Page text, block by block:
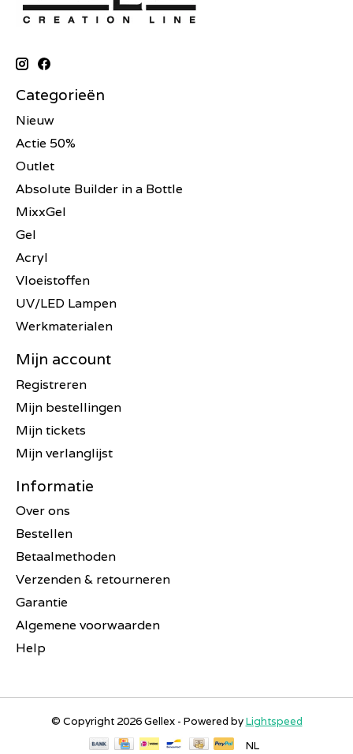
Categorieën
Nieuw
Actie 50%
Outlet
Absolute Builder in a Bottle
MixxGel
Gel
Acryl
Vloeistoffen
UV/LED Lampen
Werkmaterialen
Mijn account
Registreren
Mijn bestellingen
Mijn tickets
Mijn verlanglijst
Informatie
Over ons
Bestellen
Betaalmethoden
Verzenden & retourneren
Garantie
Algemene voorwaarden
Help
© Copyright 2026 Gellex - Powered byLightspeed
NL